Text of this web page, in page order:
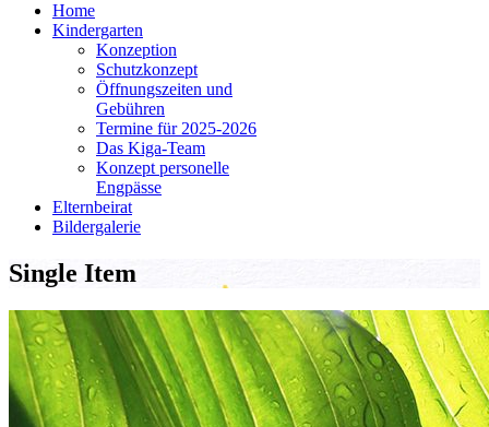
Home
Kindergarten
Konzeption
Schutzkonzept
Öffnungszeiten und
Gebühren
Termine für 2025-2026
Das Kiga-Team
Konzept personelle
Engpässe
Elternbeirat
Bildergalerie
Single Item